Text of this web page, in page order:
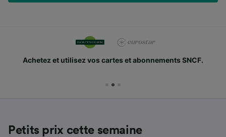
Achetez et utilisez vos cartes et abonnements SNCF.
Petits prix cette semaine